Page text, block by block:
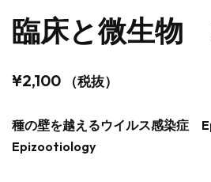
臨床と微生物
¥2,100 （税抜）
種の壁を越えるウイルス感染症
Epizootiology